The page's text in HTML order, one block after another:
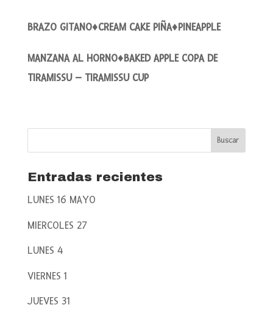
BRAZO GITANO♦CREAM CAKE PIÑA♦PINEAPPLE
MANZANA AL HORNO♦BAKED APPLE COPA DE
TIRAMISSU – TIRAMISSU CUP
Entradas recientes
LUNES 16 MAYO
MIERCOLES 27
LUNES 4
VIERNES 1
JUEVES 31